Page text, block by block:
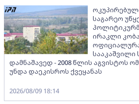
საგარეო
ირაკლი
სააკაშვილი
დამნაშავედ - 2008 წლის აგვისტოს
უნდა დაეკისროს ქვეყანას
2026/08/09 18:14